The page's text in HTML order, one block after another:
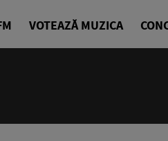
VOTEAZĂ MUZICA